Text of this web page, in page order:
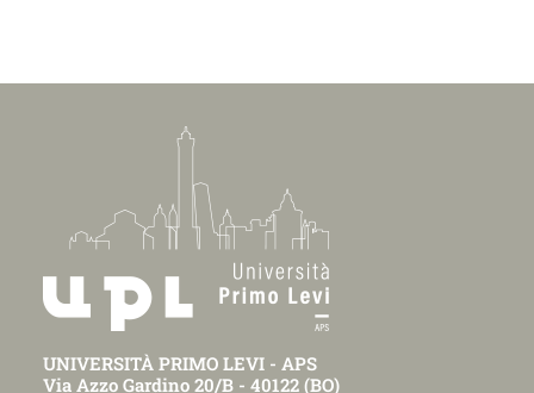
UNIVERSITÀ PRIMO LEVI - APS
Via Azzo Gardino 20/B - 40122 (BO)